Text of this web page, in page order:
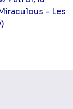
- Les